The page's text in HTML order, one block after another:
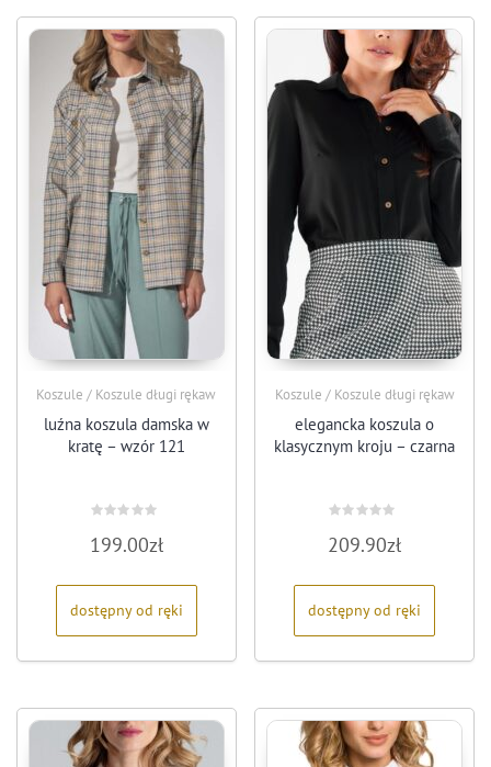
Koszule / Koszule długi rękaw
luźna koszula damska w
kratę – wzór 121
0199.00zł
dostępny od ręki
Koszule / Koszule długi rękaw
elegancka koszula o
klasycznym kroju – czarna
0
209.90zł
dostępny od ręki